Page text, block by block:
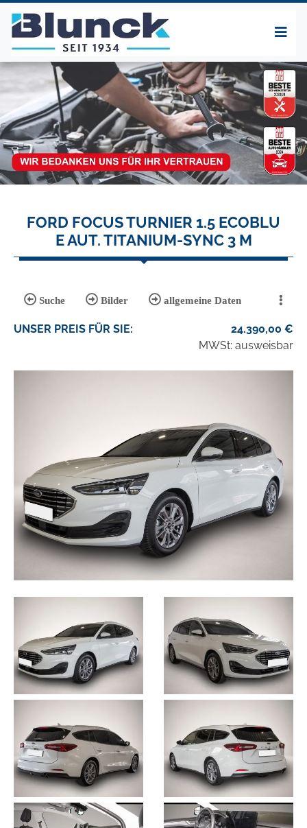
FORD FOCUS TURNIER 1.5 ECOBLU
E AUT. TITANIUM-SYNC 3 M
Suche Bilder allgemeine Daten
UNSER PREIS FÜR SIE: 24.390,00 €
MWSt: ausweisbar